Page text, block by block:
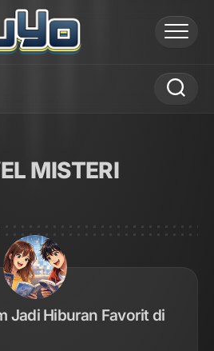
MISTERI
Jadi Hiburan Favorit di